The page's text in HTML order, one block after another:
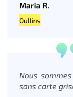
Maria R.
Oullins
Nous
sans carte